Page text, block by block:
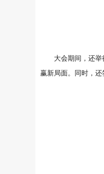
大会期间，还
赢新局面。同时，